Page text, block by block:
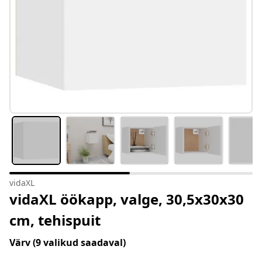
vidaXL
vidaXL öökapp, valge, 30,5x30x30
cm, tehispuit
Värv(9 valikud saadaval)